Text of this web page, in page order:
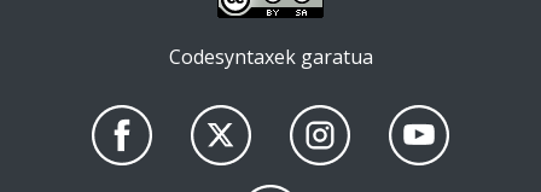
Codesyntaxek garatua